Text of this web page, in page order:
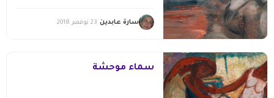
سارة عابدين 23 نوفمبر 2018
سماء موحشة